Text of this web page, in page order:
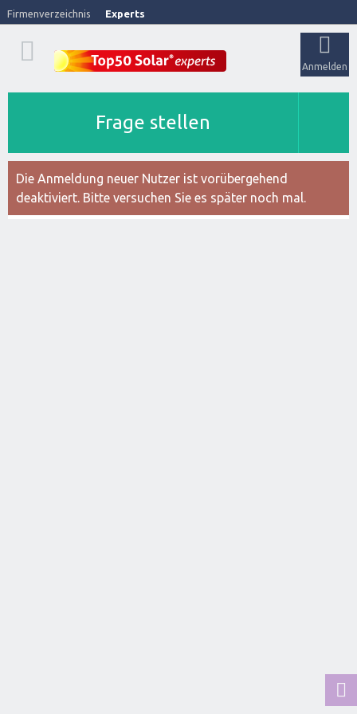
Firmenverzeichnis Experts
Anmelden
Frage stellen
Die Anmeldung neuer Nutzer ist vorübergehend
deaktiviert. Bitte versuchen Sie es später noch mal.